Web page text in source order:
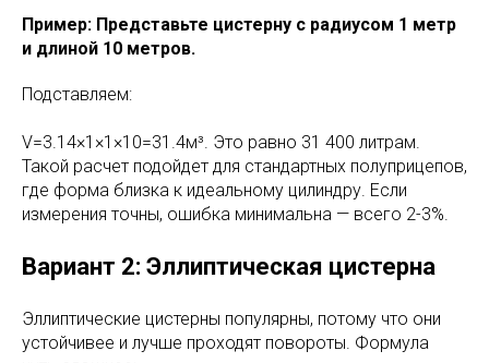
Пример: Представьте цистерну с радиусом 1 метр
и длиной 10 метров.
Подставляем:
V=3.14×1×1×10=31.4м³. Это равно 31 400 литрам.
Такой расчет подойдет для стандартных полуприцепов,
где форма близка к идеальному цилиндру. Если
измерения точны, ошибка минимальна — всего 2-3%.
Вариант 2: Эллиптическая цистерна
Эллиптические цистерны популярны, потому что они
устойчивее и лучше проходят повороты. Формула